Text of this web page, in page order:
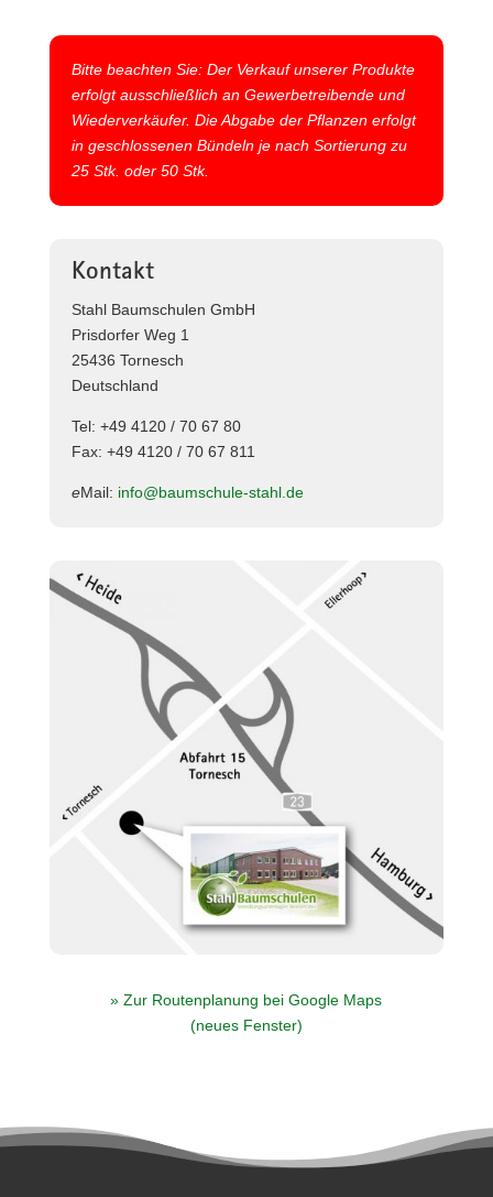
Bitte beachten Sie: Der Verkauf unserer Produkte
erfolgt ausschließlich an Gewerbetreibende und
Wiederverkäufer. Die Abgabe der Pflanzen erfolgt
in geschlossenen Bündeln je nach Sortierung zu
25 Stk. oder 50 Stk.
Kontakt
Stahl Baumschulen GmbH
Prisdorfer Weg 1
25436 Tornesch
Deutschland
Tel: +49 4120 / 70 67 80
Fax: +49 4120 / 70 67 811
eMail: info@baumschule-stahl.de
» Zur Routenplanung bei Google Maps
(neues Fenster)